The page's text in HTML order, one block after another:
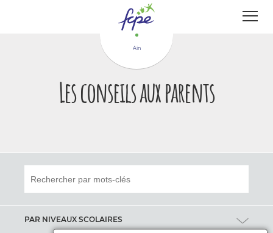
Ain
Les conseils aux parents
PAR NIVEAUX SCOLAIRES